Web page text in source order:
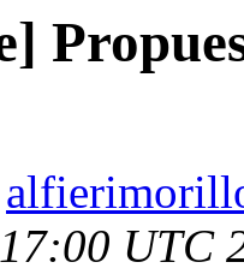
UTC